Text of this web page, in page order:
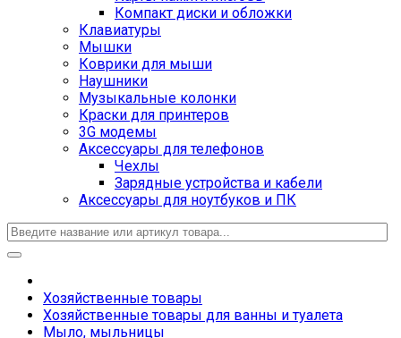
Компакт диски и обложки
Клавиатуры
Мышки
Коврики для мыши
Наушники
Музыкальные колонки
Краски для принтеров
3G модемы
Аксессуары для телефонов
Чехлы
Зарядные устройства и кабели
Аксессуары для ноутбуков и ПК
Хозяйственные товары
Хозяйственные товары для ванны и туалета
Мыло, мыльницы